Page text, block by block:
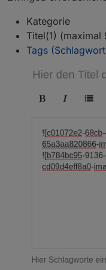
Kategorie
Titel(1) (maximal
Tags